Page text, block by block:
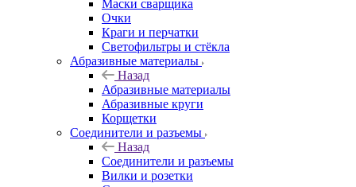
Маски сварщика
Очки
Краги и перчатки
Светофильтры и стёкла
Абразивные материалы
Назад
Абразивные материалы
Абразивные круги
Корщетки
Соединители и разъемы
Назад
Соединители и разъемы
Вилки и розетки